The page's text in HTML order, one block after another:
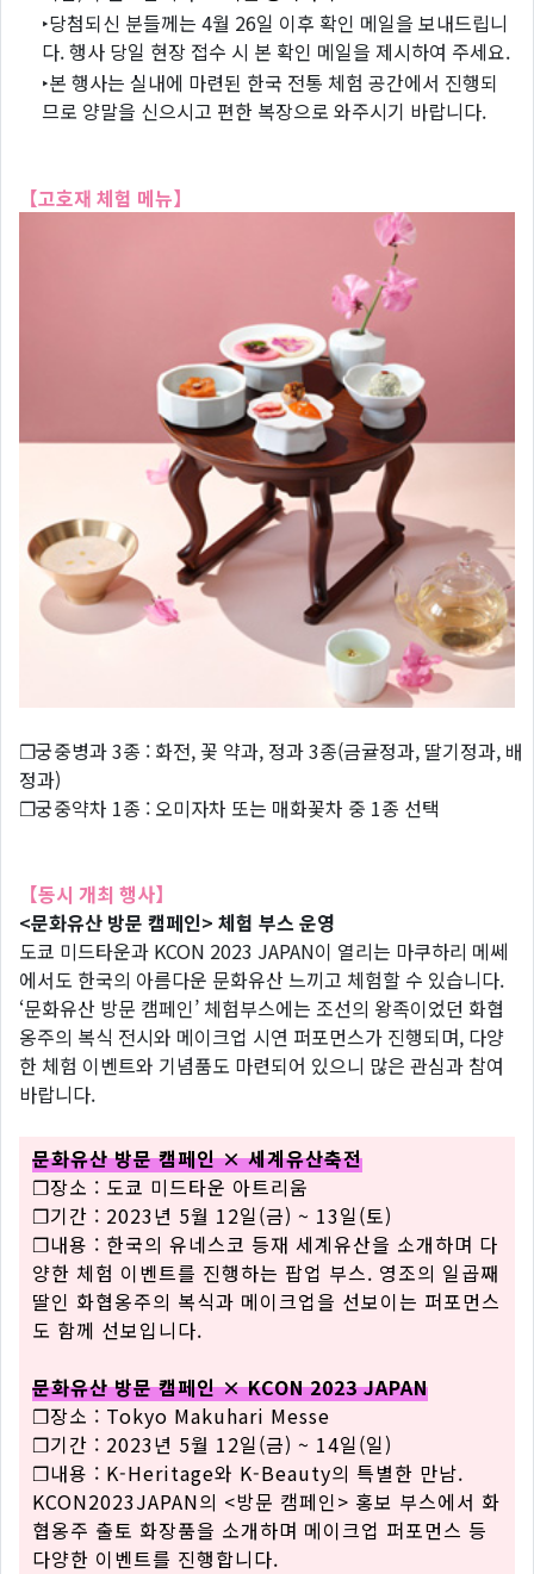
‣당첨되신 분들께는 4월 26일 이후 확인 메일을 보내드립니
다. 행사 당일 현장 접수 시 본 확인 메일을 제시하여 주세요.
‣본 행사는 실내에 마련된 한국 전통 체험 공간에서 진행되
므로 양말을 신으시고 편한 복장으로 와주시기 바랍니다.
【고호재 체험 메뉴】
❐궁중병과 3종 : 화전, 꽃 약과, 정과 3종(금귤정과, 딸기정과, 배
정과)
❐궁중약차 1종 : 오미자차 또는 매화꽃차 중 1종 선택
【동시 개최 행사】
<문화유산 방문 캠페인> 체험 부스 운영
도쿄 미드타운과 KCON 2023 JAPAN이 열리는 마쿠하리 메쎄
에서도 한국의 아름다운 문화유산 느끼고 체험할 수 있습니다.
‘문화유산 방문 캠페인’ 체험부스에는 조선의 왕족이었던 화협
옹주의 복식 전시와 메이크업 시연 퍼포먼스가 진행되며, 다양
한 체험 이벤트와 기념품도 마련되어 있으니 많은 관심과 참여
바랍니다.
문화유산 방문 캠페인 × 세계유산축전
❐장소 : 도쿄 미드타운 아트리움
❐기간 : 2023년 5월 12일(금) ~ 13일(토)
❐내용 : 한국의 유네스코 등재 세계유산을 소개하며 다
양한 체험 이벤트를 진행하는 팝업 부스. 영조의 일곱째
딸인 화협옹주의 복식과 메이크업을 선보이는 퍼포먼스
도 함께 선보입니다.
문화유산 방문 캠페인 × KCON 2023 JAPAN
❐장소 : Tokyo Makuhari Messe
❐기간 : 2023년 5월 12일(금) ~ 14일(일)
❐내용 : K-Heritage와 K-Beauty의 특별한 만남.
KCON2023JAPAN의 <방문 캠페인> 홍보 부스에서 화
협옹주 출토 화장품을 소개하며 메이크업 퍼포먼스 등
다양한 이벤트를 진행합니다.